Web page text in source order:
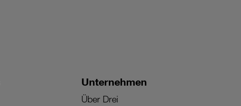
Unternehmen
Über Drei